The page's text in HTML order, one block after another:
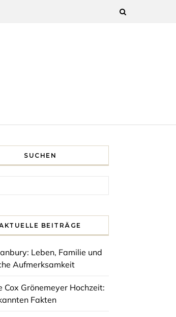
SUCHEN
BEITRÄGE
Leben, Familie und
Aufmerksamkeit
Cox Grönemeyer Hochzeit:
Fakten